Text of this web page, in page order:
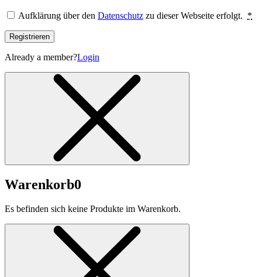
Aufklärung über den Datenschutz zu dieser Webseite erfolgt. *
Registrieren
Already a member?Login
Warenkorb0
Es befinden sich keine Produkte im Warenkorb.